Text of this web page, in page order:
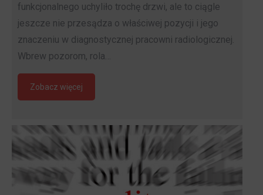
funkcjonalnego uchyliło trochę drzwi, ale to ciągle
jeszcze nie przesądza o właściwej pozycji i jego
znaczeniu w diagnostycznej pracowni radiologicznej.
Wbrew pozorom, rola…
Zobacz więcej